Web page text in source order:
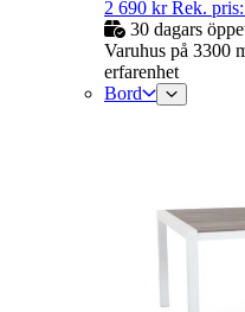
2 690 kr Rek. pris:
30 dagars
Varuhus på 3300
erfarenhet
Bord